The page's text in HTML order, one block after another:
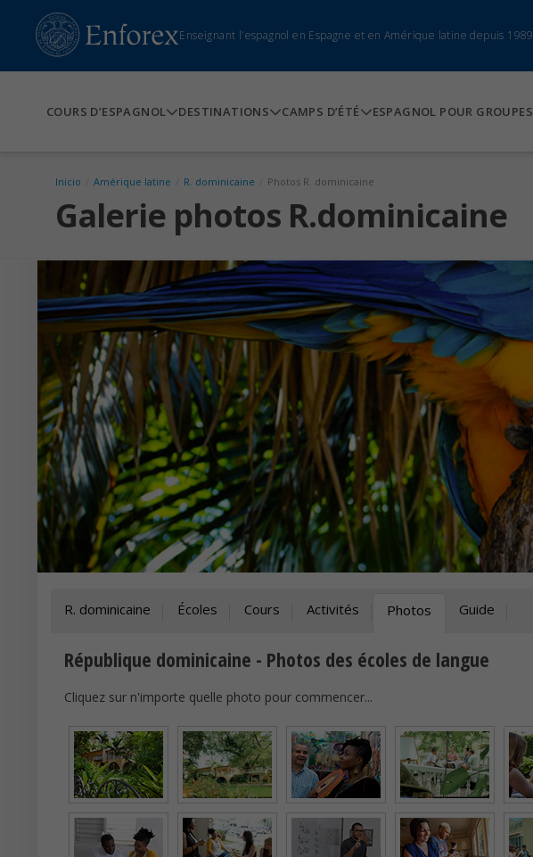
Enseignant l'espagnol en Espagne et en Amérique latine depuis 1989
COURS D’ESPAGNOL DESTINATIONS CAMPS D’ÉTÉ ESPAGNOL POUR GROUPES
Inicio Amérique latine R. dominicaine Photos R. dominicaine
Galerie photos R.dominicaine
R. dominicaine Écoles Cours Activités Photos Guide
République dominicaine - Photos des écoles de langue
Cliquez sur n'importe quelle photo pour commencer...